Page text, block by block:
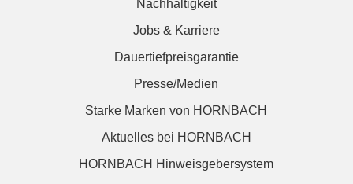
Nachhaltigkeit
Jobs & Karriere
Dauertiefpreisgarantie
Presse/Medien
Starke Marken von HORNBACH
Aktuelles bei HORNBACH
HORNBACH Hinweisgebersystem